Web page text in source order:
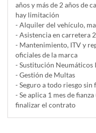
años y más de 2 años de
hay limitación
- Alquiler del vehí­culo,
- Asistencia en carretera
- Mantenimiento, ITV y
oficiales de la marca
- Sustitución
- Gestión de Multas
- Seguro a todo riesgo
- Se aplica 1 mes de
finalizar el contrato